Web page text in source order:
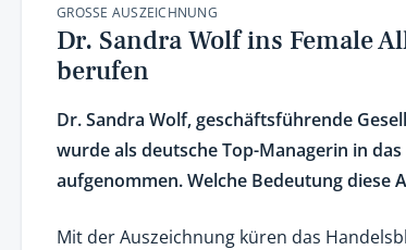
GROSSE AUSZEICHNUNG
Dr. Sandra Wolf ins Female
berufen
Dr. Sandra Wolf, geschäftsführende
wurde als deutsche Top-Managerin in
aufgenommen. Welche Bedeutung diese
Mit der Auszeichnung küren das